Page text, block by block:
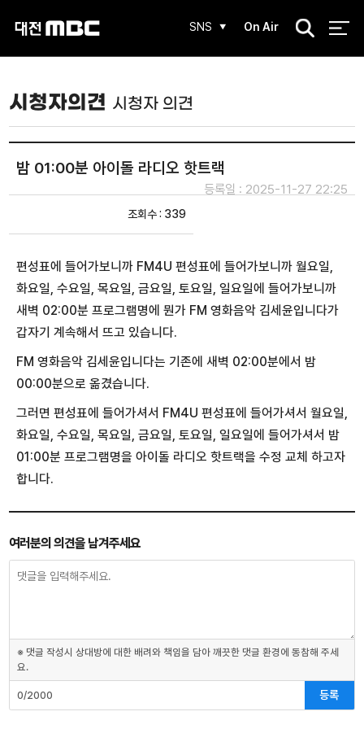
SNS On Air
검
시청자의견 시청자 의견
밤 01:00분 아이돌 라디오 핫트랙
등록일 : 2025-11-27 22:25
조회수 : 339
편성표에 들어가보니까 FM4U 편성표에 들어가보니까 월요일,
화요일, 수요일, 목요일, 금요일, 토요일, 일요일에 들어가보니까
새벽 02:00분 프로그램명에 뭔가 FM 영화음악 김세윤입니다가
갑자기 계속해서 뜨고 있습니다.
FM 영화음악 김세윤입니다는 기존에 새벽 02:00분에서 밤
00:00분으로 옮겼습니다.
그러면 편성표에 들어가셔서 FM4U 편성표에 들어가셔서 월요일,
화요일, 수요일, 목요일, 금요일, 토요일, 일요일에 들어가셔서 밤
01:00분 프로그램명을 아이돌 라디오 핫트랙을 수정 교체 하고자
합니다.
여러분의 의견을 남겨주세요
※ 댓글 작성시 상대방에 대한 배려와 책임을 담아 깨끗한 댓글 환경에 동참해 주세
요.
0/2000 등록